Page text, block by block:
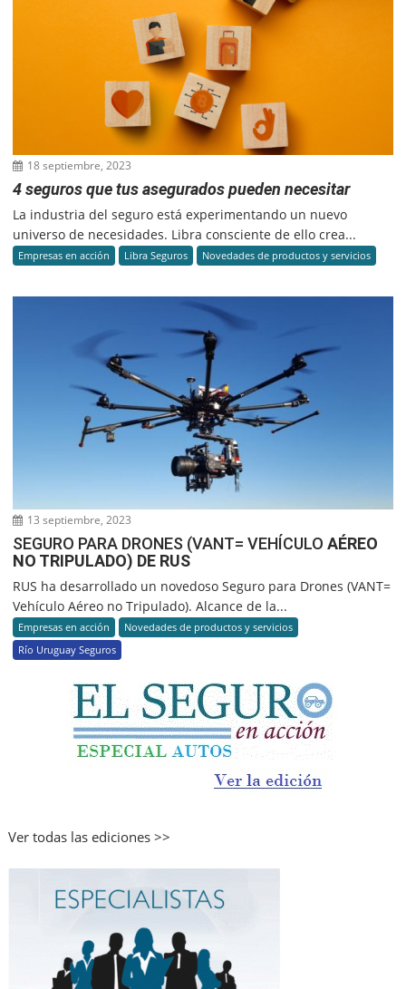
18 septiembre, 2023
4 seguros que tus asegurados pueden necesitar
La industria del seguro está experimentando un nuevo
universo de necesidades. Libra consciente de ello crea...
Empresas en acción Libra Seguros Novedades de productos y servicios
13 septiembre, 2023
SEGURO PARA DRONES (VANT= VEHÍCULOAÉREO
NO TRIPULADO) DE RUS
RUS ha desarrollado un novedoso Seguro para Drones (VANT=
Vehículo Aéreo no Tripulado). Alcance de la...
Empresas en acción
Novedades de productos y servicios
Río Uruguay Seguros
Ver todas las ediciones >>